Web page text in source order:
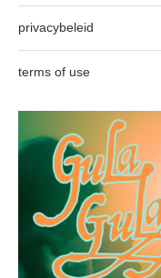
privacybeleid
terms of use